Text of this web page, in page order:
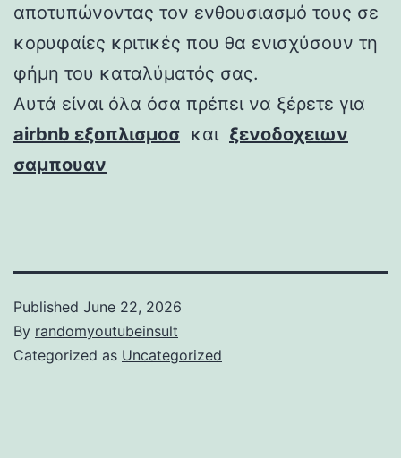
αποτυπώνοντας τον ενθουσιασμό τους σε
κορυφαίες κριτικές που θα ενισχύσουν τη
φήμη του καταλύματός σας.
Αυτά είναι όλα όσα πρέπει να ξέρετε για
airbnb εξοπλισμοσ και ξενοδοχειων
σαμπουαν
Published June 22, 2026
By randomyoutubeinsult
Categorized as Uncategorized